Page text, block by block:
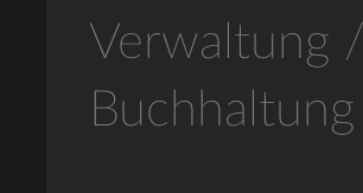
Verwaltung /
Buchhaltung